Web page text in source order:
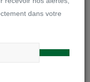
dans votre
notre DOA »